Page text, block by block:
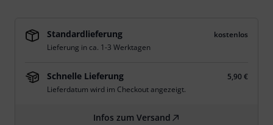
Standardlieferung
kostenlos
Lieferung in ca. 1-3 Werktagen
Schnelle Lieferung
5,90 €
Lieferdatum wird im Checkout angezeigt.
Infos zum Versand